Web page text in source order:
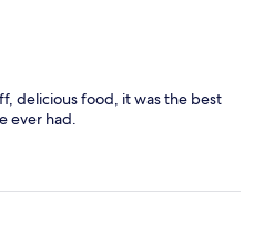
delicious food, it was the best
ever had.